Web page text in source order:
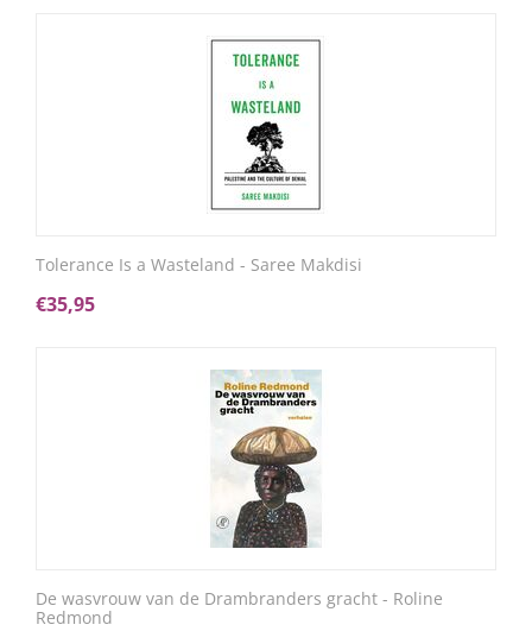
Tolerance Is a Wasteland - Saree Makdisi
€35,95
De wasvrouw van de Drambranders gracht - Roline
Redmond